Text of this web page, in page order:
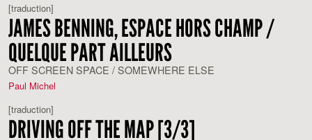
[traduction]
JAMES BENNING, ESPACE HORS CHAMP /
QUELQUE PART AILLEURS
OFF SCREEN SPACE / SOMEWHERE ELSE
Paul Michel
[traduction]
DRIVING OFF THE MAP [3/3]